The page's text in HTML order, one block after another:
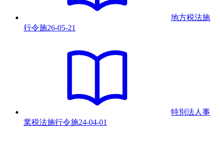
地方税法施
行令施26-05-21
特別法人事
業税法施行令施24-04-01